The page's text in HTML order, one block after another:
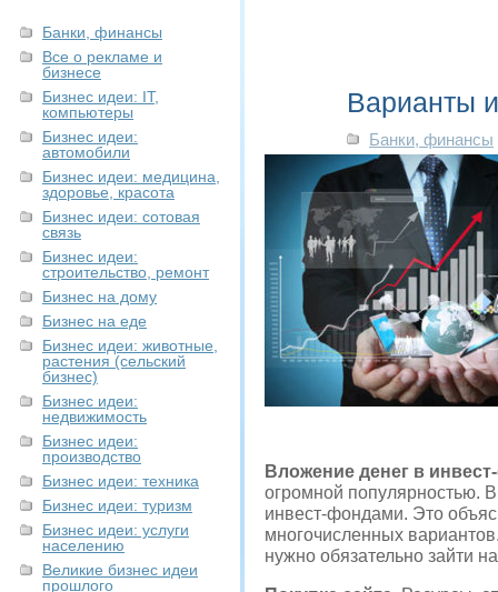
Банки, финансы
Все о рекламе и
бизнесе
Бизнес идеи: IT,
компьютеры
Бизнес идеи:
автомобили
Бизнес идеи: медицина,
здоровье, красота
Бизнес идеи: сотовая
связь
Бизнес идеи:
строительство, ремонт
Бизнес на дому
Бизнес на еде
Бизнес идеи: животные,
растения (сельский
бизнес)
Бизнес идеи:
недвижимость
Бизнес идеи:
производство
Бизнес идеи: техника
Бизнес идеи: туризм
Бизнес идеи: услуги
населению
Великие бизнес идеи
прошлого
Варианты
Банки, финансы
Вложение денег в
огромной популярностью.
инвест-фондами. Это
многочисленных
нужно обязательно зайти